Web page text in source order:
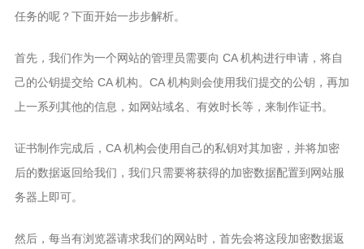
任务的呢？下面开始一步步解析。
首先，我们作为一个网站的管理员需要向 CA 机构进行申请，将自
己的公钥提交给 CA 机构。CA 机构则会使用我们提交的公钥，再加
上一系列其他的信息，如网站域名、有效时长等，来制作证书。
证书制作完成后，CA 机构会使用自己的私钥对其加密，并将加密
后的数据返回给我们，我们只需要将获得的加密数据配置到网站服
务器上即可。
然后，每当有浏览器请求我们的网站时，首先会将这段加密数据返